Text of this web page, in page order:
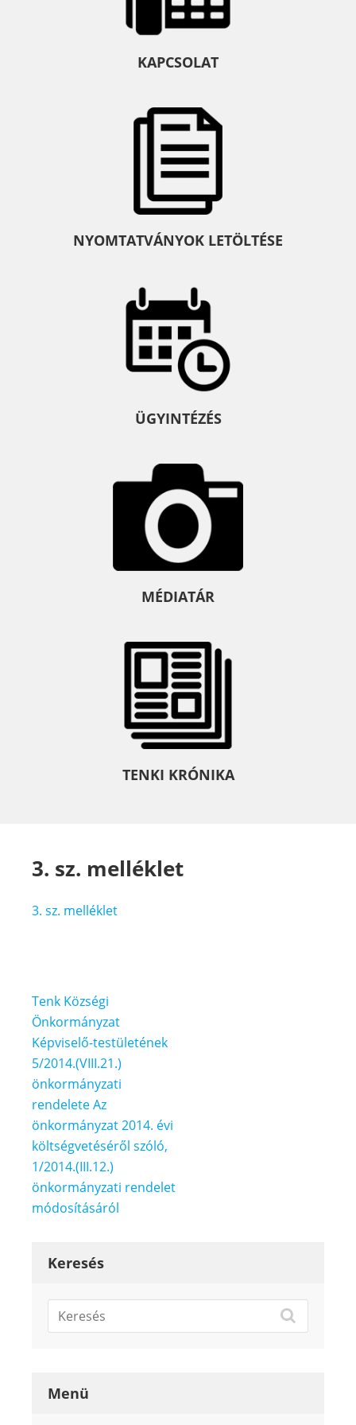
KAPCSOLAT
NYOMTATVÁNYOK LETÖLTÉSE
ÜGYINTÉZÉS
MÉDIATÁR
TENKI KRÓNIKA
3. sz. melléklet
3. sz. melléklet
Bejegyzés
navigáció
Tenk Községi
Önkormányzat
Képviselő-testületének
5/2014.(VIII.21.)
önkormányzati
rendelete Az
önkormányzat 2014. évi
költségvetéséről szóló,
1/2014.(III.12.)
önkormányzati rendelet
módosításáról
Keresés
Menü